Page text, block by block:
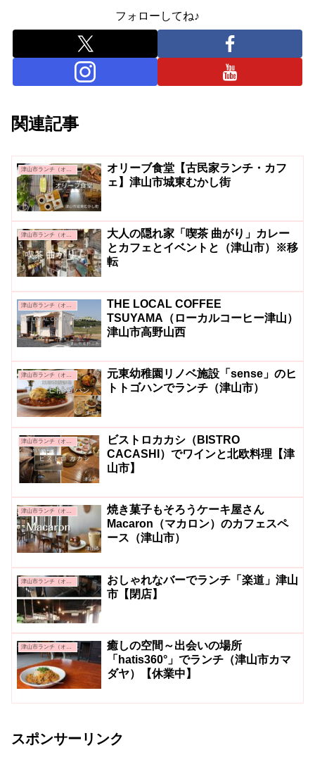
フォローしてね♪
関連記事
オリーブ食堂【古民家ランチ・カフ
ェ】津山市城東むかし街
津山市ランチ（オシャレ系・カフェ系）
大人の隠れ家「喫茶 曲がり」カレー
とカフェとイベントと（津山市）※移
転
THE LOCAL COFFEE
TSUYAMA（ローカルコーヒー津山）
津山市高野山西
津山市ランチ（オシャレ系・カフェ系）
元東幼稚園リノベ施設「sense」のヒ
トトゴハンでランチ（津山市）
ビストロカカシ（BISTRO
CACASHI）でワインと北欧料理【津
山市】
津山市ランチ（オシャレ系・カフェ系）
焼き菓子もそろうケーキ屋さん
Macaron（マカロン）のカフェスペ
ース（津山市）
津山市ランチ（オシャレ系・カフェ系）
おしゃれなバーでランチ「楽道」津山
市【閉店】
津山市ランチ（オシャレ系・カフェ系）
癒しの空間～出会いの場所
「hatis360°」でランチ（津山市カマ
ダヤ）【休業中】
スポンサーリンク